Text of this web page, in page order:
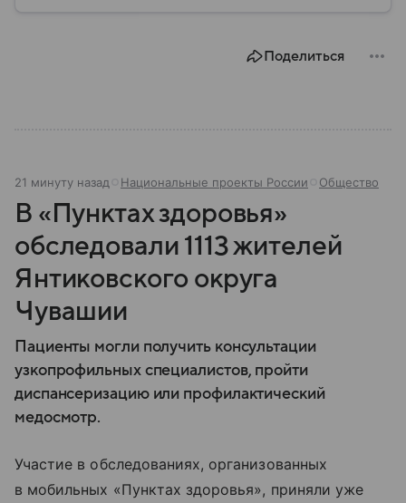
Поделиться
21 минуту назад Национальные проекты России Общество
В «Пунктах здоровья»
обследовали 1113 жителей
Янтиковского округа
Чувашии
Пациенты могли получить консультации
узкопрофильных специалистов, пройти
диспансеризацию или профилактический
медосмотр.
Участие в обследованиях, организованных
в мобильных «Пунктах здоровья», приняли уже